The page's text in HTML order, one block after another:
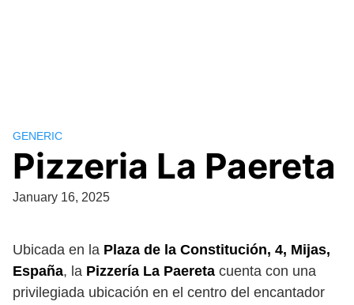
GENERIC
Pizzeria La Paereta
January 16, 2025
Ubicada en la Plaza de la Constitución, 4, Mijas,
España, la Pizzería La Paereta cuenta con una
privilegiada ubicación en el centro del encantador